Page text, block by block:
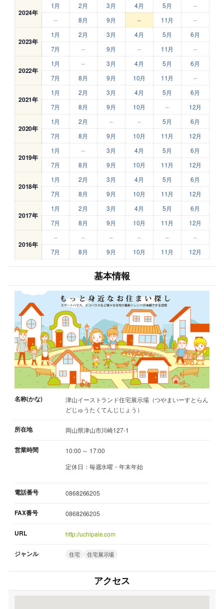
2024年
1月 2月 3月 4月 5月
–
–
8月 9月 – 11月 –
2023年
1月 2月 3月 4月 5月
6月
7月
– 9月 – 11月 –
2022年
1月 – 3月 4月 5月
6月
7月
8月 9月 10月 11月 –
2021年
1月 2月 3月 4月 5月
6月
7月
8月 9月 10月 – 12月
2020年
1月 2月 – – 5月
6月
7月
8月 9月 10月 11月 12月
2019年
1月 – 3月 4月 5月
6月
7月
8月 9月 10月 11月 12月
2018年
1月 2月 3月 4月 5月
6月
7月
8月 9月 10月 11月 12月
2017年
1月 2月 3月 4月 5月
6月
7月
8月 9月 10月 11月 12月
2016年
– – – – –
–
7月
8月 9月 10月 11月 12月
基本情報
名称(かな)
津山イーストランド住宅展示場（つやまいーすとらん
どじゅうたくてんじじょう）
所在地 岡山県津山市川崎127-1
営業時間
10:00 ～ 17:00
定休日：毎週水曜・年末年始
電話番号 0868266205
FAX番号 0868266205
URL http://uchipale.com
ジャンル 住宅 住宅展示場
アクセス